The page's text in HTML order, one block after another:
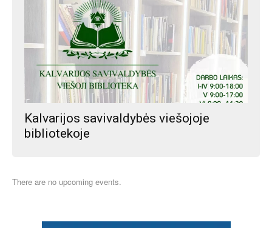
Kalvarijos savivaldybės viešojoje
bibliotekoje
There are no upcoming events.